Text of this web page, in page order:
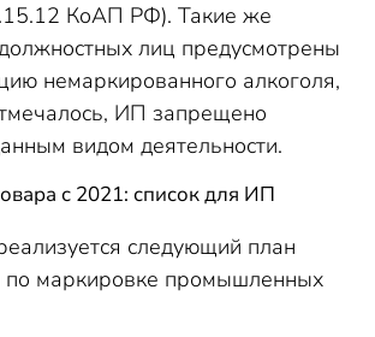
КоАП РФ). Такие же
лиц предусмотрены
немаркированного алкоголя,
ИП запрещено
видом деятельности.
с 2021: список для ИП
следующий план
по маркировке промышленных